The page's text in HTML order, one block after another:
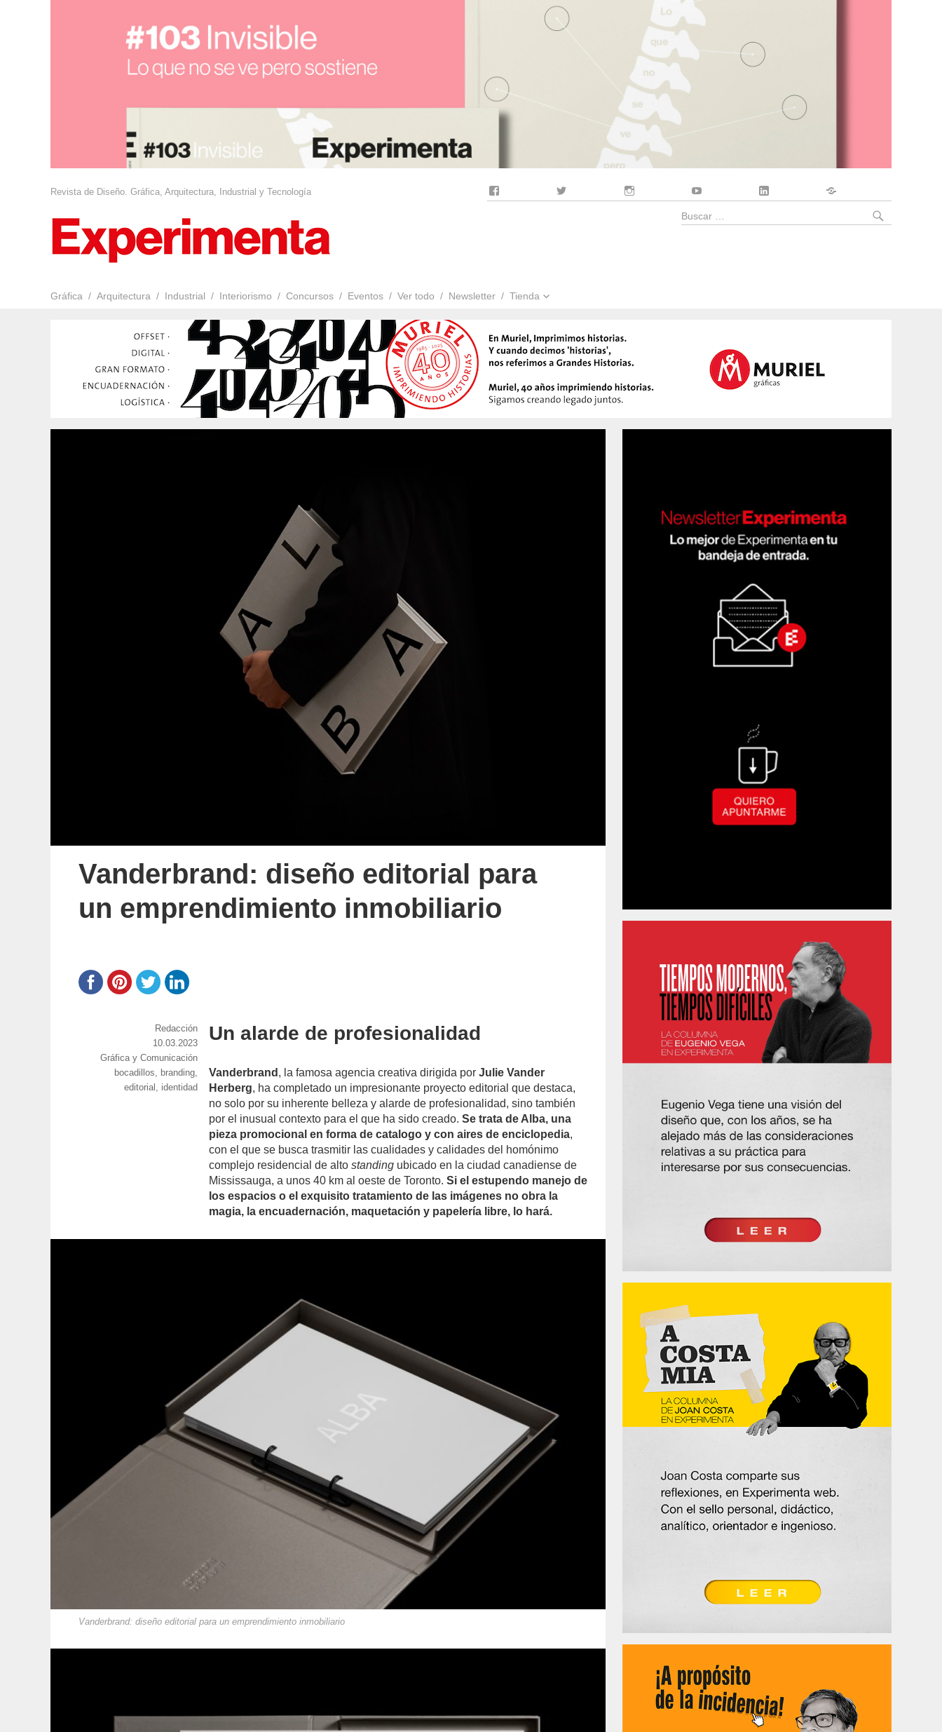
Revista de Diseño. Gráfica, Arquitectura, Industrial y Tecnología
Gráfica Arquitectura Industrial Interiorismo Concursos Eventos Ver todo Newsletter Tienda
Buscar
Vanderbrand: diseño editorial para
un emprendimiento inmobiliario
Un alarde de profesionalidad
Vanderbrand , la famosa agencia creativa dirigida porJulie Vander
Herberg, ha completado un impresionante proyecto editorial que destaca,
no solo por su inherente belleza y alarde de profesionalidad, sino también
por el inusual contexto para el que ha sido creado. Se trata de Alba, una
pieza promocional en forma de catalogo y con aires de enciclopedia,
con el que se busca trasmitir las cualidades y calidades del homónimo
complejo residencial de altostanding ubicado en la ciudad canadiense de
Mississauga, a unos 40 km al oeste de Toronto.Si el estupendo manejo de
los espacios o el exquisito tratamiento de las imágenes no obra la
magia, la encuadernación, maquetación y papelería libre, lo hará.
Vanderbrand: diseño editorial para un emprendimiento inmobiliario
https://www.experimenta.es/author/redaccion/
Redacción
Publicado
el
10.03.2023
Categorías
Gráfica y Comunicación
Etiquetas
bocadillos, branding,
editorial , identidad